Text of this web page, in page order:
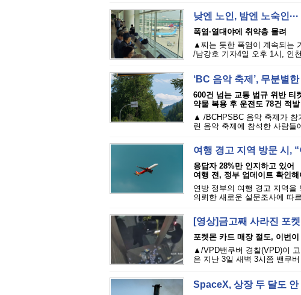
낮엔 노인, 밤엔 노숙인
폭염·열대야에 취약층 몰려
▲찌는 듯한 폭염이 계속되는
/남강호 기자4일 오후 1시, 인
‘BC 음악 축제’, 무분별
600건 넘는 교통 법규 위반 티
약물 복용 후 운전도 78건 적발
▲ /BCHPSBC 음악 축제가 참
린 음악 축제에 참석한 사람들
여행 경고 지역 방문 시,
응답자 28%만 인지하고 있어
여행 전, 정부 업데이트 확인해
연방 정부의 여행 경고 지역을
의뢰한 새로운 설문조사에 따
[영상]금고째 사라진 포
포켓몬 카드 매장 절도, 이번이
▲/VPD밴쿠버 경찰(VPD)이
은 지난 3일 새벽 3시쯤 밴쿠
SpaceX, 상장 두 달도